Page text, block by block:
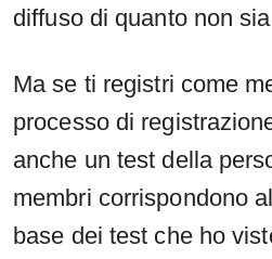
diffuso di quanto non
Ma se ti registri come
processo di
anche un test della
membri corrispondono
base dei test che ho